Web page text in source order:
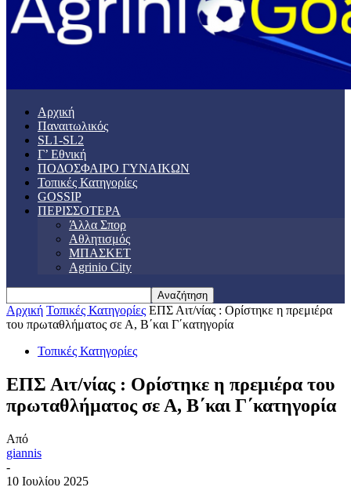
Αρχική
Παναιτωλικός
SL1-SL2
Γ’ Εθνική
ΠΟΔΟΣΦΑΙΡΟ ΓΥΝΑΙΚΩΝ
Τοπικές Κατηγορίες
GOSSIP
ΠΕΡΙΣΣΟΤΕΡΑ
Άλλα Σπορ
Αθλητισμός
ΜΠΑΣΚΕΤ
Agrinio City
Αρχική Τοπικές Κατηγορίες ΕΠΣ Αιτ/νίας : Ορίστηκε η πρεμιέρα
του πρωταθλήματος σε Α, Β΄και Γ΄κατηγορία
Τοπικές Κατηγορίες
ΕΠΣ Αιτ/νίας : Ορίστηκε η πρεμιέρα του
πρωταθλήματος σε Α, Β΄και Γ΄κατηγορία
Από
giannis
-
10 Ιουλίου 2025